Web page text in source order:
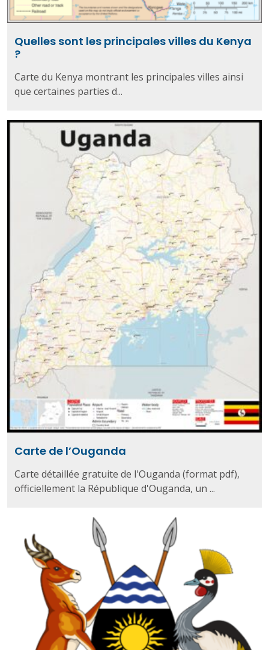
Quelles sont les principales villes du Kenya
?
Carte du Kenya montrant les principales villes ainsi
que certaines parties d...
Carte de l’Ouganda
Carte détaillée gratuite de l'Ouganda (format pdf),
officiellement la République d'Ouganda, un ...